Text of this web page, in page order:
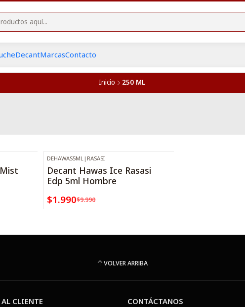
DecantMarcasContacto
Inicio 250 ML
-80%OFF
DEHAWAS5ML | RASASI
Decant Hawas Ice Rasasi
Edp 5ml Hombre
$1.990$9.990
VOLVER ARRIBA
CLIENTE CONTÁCTANOS